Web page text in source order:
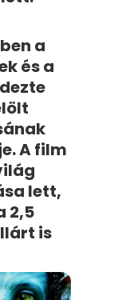
a
és a
A film
lett,
2,5
is